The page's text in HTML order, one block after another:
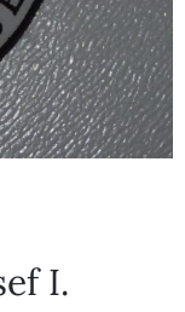
I.